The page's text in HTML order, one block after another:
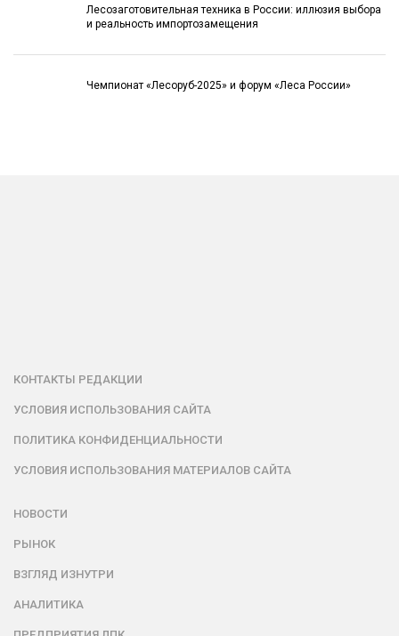
Лесозаготовительная техника в России: иллюзия выбора
и реальность импортозамещения
Чемпионат «Лесоруб-2025» и форум «Леса России»
КОНТАКТЫ РЕДАКЦИИ
УСЛОВИЯ ИСПОЛЬЗОВАНИЯ САЙТА
ПОЛИТИКА КОНФИДЕНЦИАЛЬНОСТИ
УСЛОВИЯ ИСПОЛЬЗОВАНИЯ МАТЕРИАЛОВ САЙТА
НОВОСТИ
РЫНОК
ВЗГЛЯД ИЗНУТРИ
АНАЛИТИКА